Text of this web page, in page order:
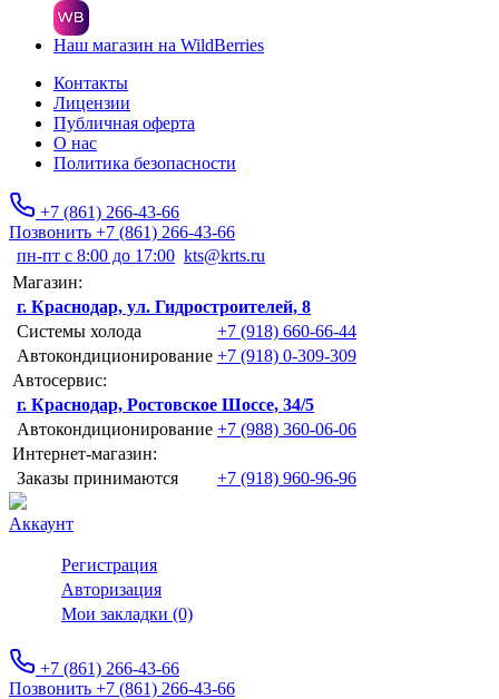
Наш магазин на WildBerries
Контакты
Лицензии
Публичная оферта
О нас
Политика безопасности
+7 (861) 266-43-66
Позвонить +7 (861) 266-43-66
пн-пт с 8:00 до 17:00 kts@krts.ru
Магазин:
г. Краснодар, ул. Гидростроителей, 8
Системы холода
+7 (918) 660-66-44
Автокондиционирование +7 (918) 0-309-309
Автосервис:
г. Краснодар, Ростовское Шоссе, 34/5
Автокондиционирование +7 (988) 360-06-06
Интернет-магазин:
Заказы принимаются
+7 (918) 960-96-96
Аккаунт
Регистрация
Авторизация
Мои закладки (0)
+7 (861) 266-43-66
Позвонить +7 (861) 266-43-66